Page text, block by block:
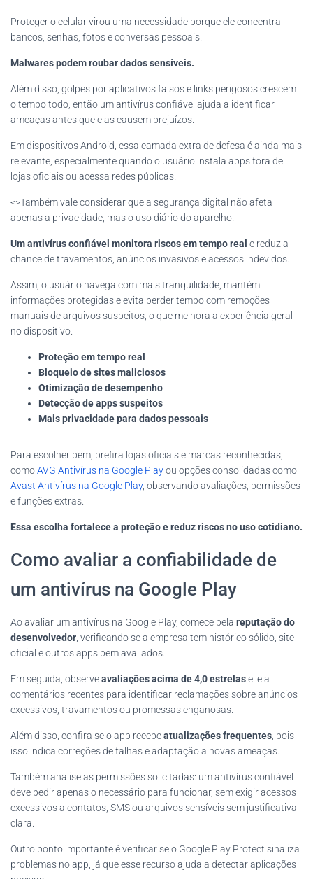
Proteger o celular virou uma necessidade porque ele concentra
bancos, senhas, fotos e conversas pessoais.
Malwares podem roubar dados sensíveis.
Além disso, golpes por aplicativos falsos e links perigosos crescem
o tempo todo, então um antivírus confiável ajuda a identificar
ameaças antes que elas causem prejuízos.
Em dispositivos Android, essa camada extra de defesa é ainda mais
relevante, especialmente quando o usuário instala apps fora de
lojas oficiais ou acessa redes públicas.
<>Também vale considerar que a segurança digital não afeta
apenas a privacidade, mas o uso diário do aparelho.
Um antivírus confiável monitora riscos em tempo real e reduz a
chance de travamentos, anúncios invasivos e acessos indevidos.
Assim, o usuário navega com mais tranquilidade, mantém
informações protegidas e evita perder tempo com remoções
manuais de arquivos suspeitos, o que melhora a experiência geral
no dispositivo.
Proteção em tempo real
Bloqueio de sites maliciosos
Otimização de desempenho
Detecção de apps suspeitos
Mais privacidade para dados pessoais
Para escolher bem, prefira lojas oficiais e marcas reconhecidas,
comoAVG Antivírus na Google Playou opções consolidadas como
Avast Antivírus na Google Play, observando avaliações, permissões
e funções extras.
Essa escolha fortalece a proteção e reduz riscos no uso cotidiano.
Como avaliar a confiabilidade de
um antivírus na Google Play
Ao avaliar um antivírus na Google Play, comece pela reputação do
desenvolvedor , verificando se a empresa tem histórico sólido, site
oficial e outros apps bem avaliados.
Em seguida, observeavaliações acima de 4,0 estrelase leia
comentários recentes para identificar reclamações sobre anúncios
excessivos, travamentos ou promessas enganosas.
Além disso, confira se o app recebeatualizações frequentes , pois
isso indica correções de falhas e adaptação a novas ameaças.
Também analise as permissões solicitadas: um antivírus confiável
deve pedir apenas o necessário para funcionar, sem exigir acessos
excessivos a contatos, SMS ou arquivos sensíveis sem justificativa
clara.
Outro ponto importante é verificar se o Google Play Protect sinaliza
problemas no app, já que esse recurso ajuda a detectar aplicações